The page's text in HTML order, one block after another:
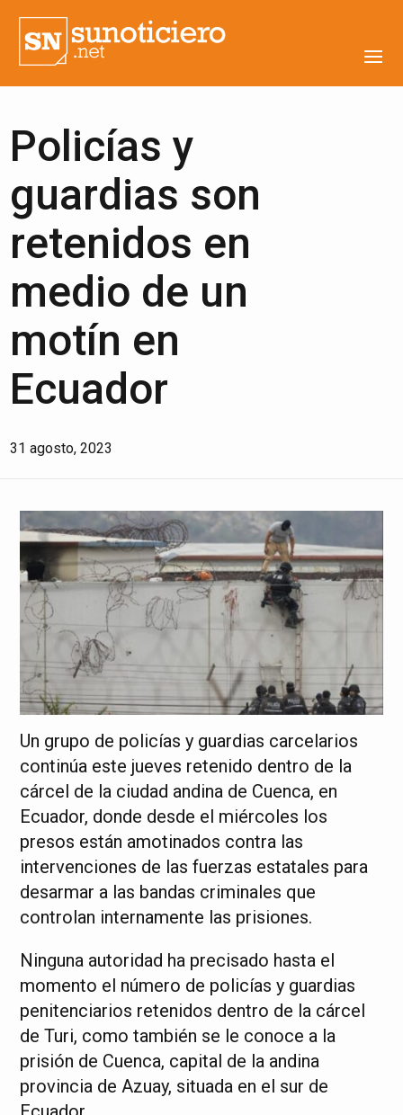
Policías y
guardias son
retenidos en
medio de un
motín en
Ecuador
31 agosto, 2023
Un grupo de policías y guardias carcelarios
continúa este jueves retenido dentro de la
cárcel de la ciudad andina de Cuenca, en
Ecuador, donde desde el miércoles los
presos están amotinados contra las
intervenciones de las fuerzas estatales para
desarmar a las bandas criminales que
controlan internamente las prisiones.
Ninguna autoridad ha precisado hasta el
momento el número de policías y guardias
penitenciarios retenidos dentro de la cárcel
de Turi, como también se le conoce a la
prisión de Cuenca, capital de la andina
provincia de Azuay, situada en el sur de